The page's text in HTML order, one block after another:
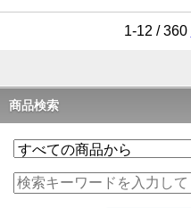
1-12 / 360
商品検索